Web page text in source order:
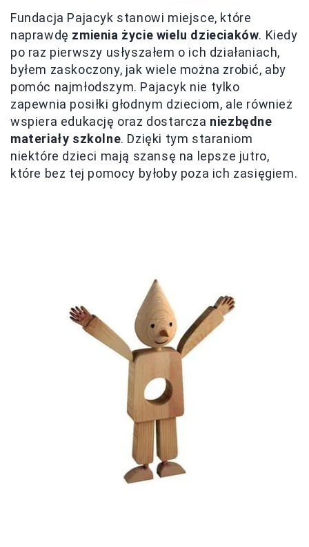
Fundacja Pajacyk stanowi miejsce, które
naprawdę zmienia życie wielu dzieciaków. Kiedy
po raz pierwszy usłyszałem o ich działaniach,
byłem zaskoczony, jak wiele można zrobić, aby
pomóc najmłodszym. Pajacyk nie tylko
zapewnia posiłki głodnym dzieciom, ale również
wspiera edukację oraz dostarcza niezbędne
materiały szkolne. Dzięki tym staraniom
niektóre dzieci mają szansę na lepsze jutro,
które bez tej pomocy byłoby poza ich zasięgiem.